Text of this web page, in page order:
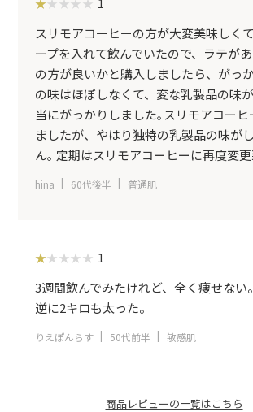
スリモアコーヒーの方が大変美味しく
ープを入れて飲んでいたので、ラテが
の方が良いかと購入しましたら、がっ
の味はほぼしなくて、変な乳製品の味
当にがっかりしました｡スリモアコーヒ
ましたが、やはり独特の乳製品の味が
ん｡ 定期はスリモアコーヒーに再度変
hina 60代後半 普通肌
1
3週間飲んでみたけれど、全く痩せない
逆に2キロも太った。
りえぽんらす 50代前半 敏感肌
商品レビューの一覧はこちら